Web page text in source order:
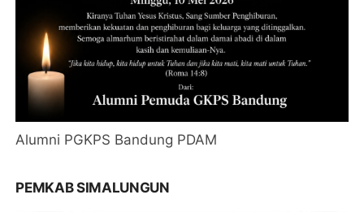
Alumni PGKPS Bandung PDAM
PEMKAB SIMALUNGUN